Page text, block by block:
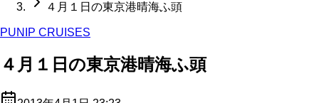
４月１日の東京港晴海ふ頭
PUNIP CRUISES
４月１日の東京港晴海ふ頭